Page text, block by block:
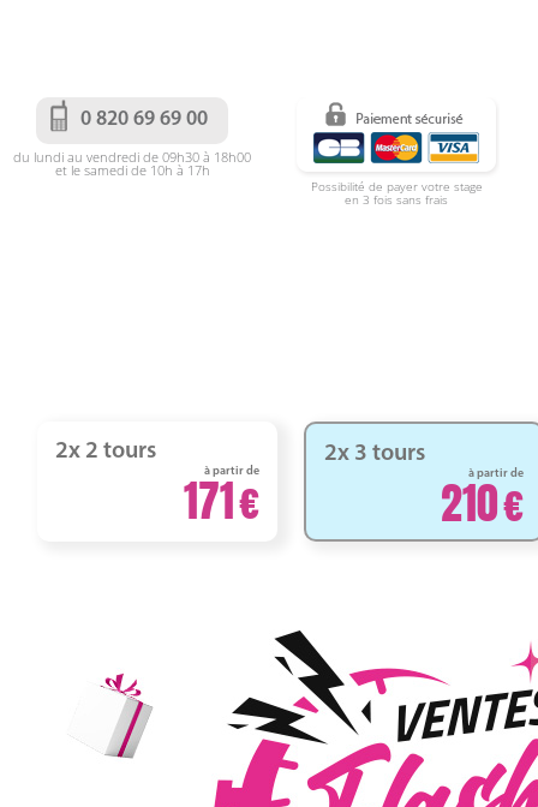
0 820 69 69 00
du lundi au vendredi de 09h30 à 18h00
et le samedi de 10h à 17h
Possibilité de payer votre stage
en 3 fois sans frais
2x 2 tours
à partir de
171
2x 3 tours
à partir de
210